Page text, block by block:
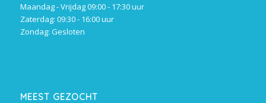
Maandag - Vrijdag 09:00 - 17:30 uur
Zaterdag: 09:30 - 16:00 uur
Zondag: Gesloten
MEEST GEZOCHT